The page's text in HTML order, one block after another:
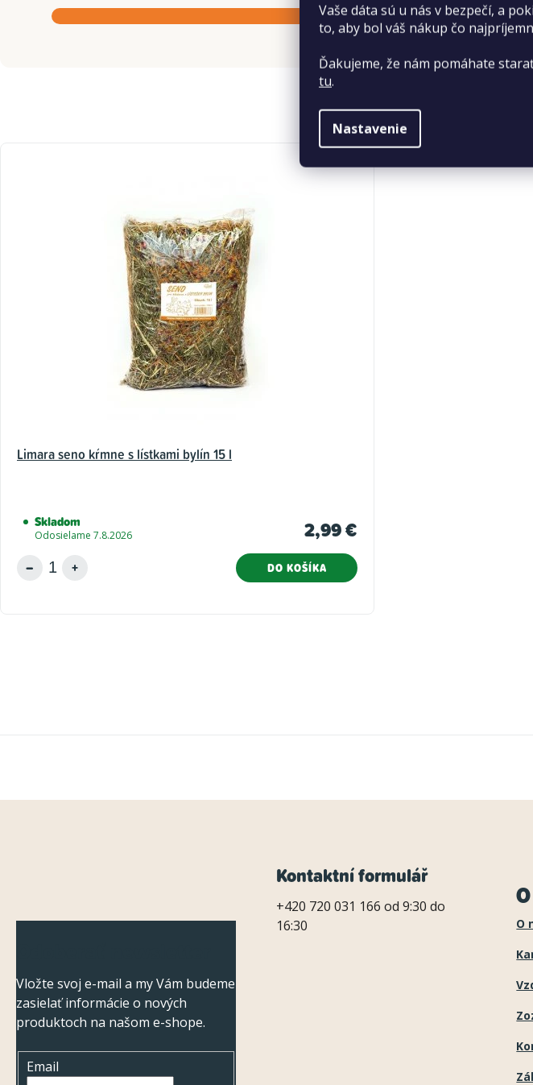
Vaše dáta sú u nás v bezpečí, a
to, aby bol váš nákup čo
Ďakujeme, že nám pomáhate
tu.
Nastavenie
Limara seno kŕmne s lístkami bylín 15 l
Skladom
Odosielame 7.8.2026 2,99 €
DO KOŠÍKA
Vložte svoj e-mail a my Vám budeme
zasielať informácie o nových
produktoch na našom e-shope.
Email
Kontaktní formulář
+420 720 031 166 od 9:30 do
16:30
O